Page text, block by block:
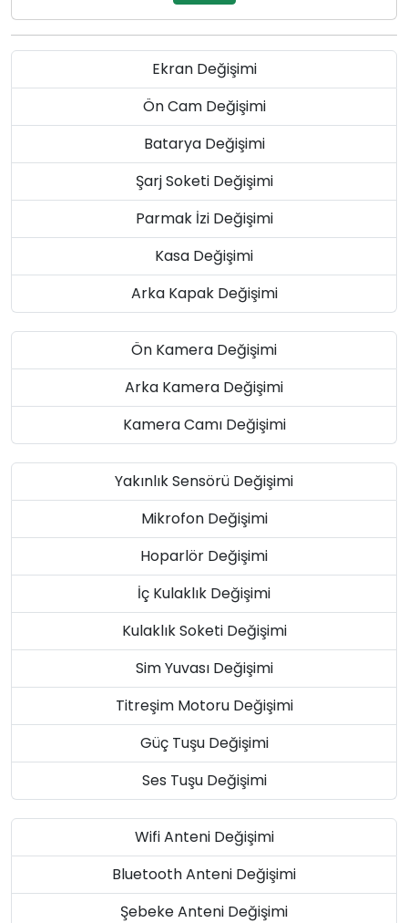
Ekran Değişimi
Ön Cam Değişimi
Batarya Değişimi
Şarj Soketi Değişimi
Parmak İzi Değişimi
Kasa Değişimi
Arka Kapak Değişimi
Ön Kamera Değişimi
Arka Kamera Değişimi
Kamera Camı Değişimi
Yakınlık Sensörü Değişimi
Mikrofon Değişimi
Hoparlör Değişimi
İç Kulaklık Değişimi
Kulaklık Soketi Değişimi
Sim Yuvası Değişimi
Titreşim Motoru Değişimi
Güç Tuşu Değişimi
Ses Tuşu Değişimi
Wifi Anteni Değişimi
Bluetooth Anteni Değişimi
Şebeke Anteni Değişimi